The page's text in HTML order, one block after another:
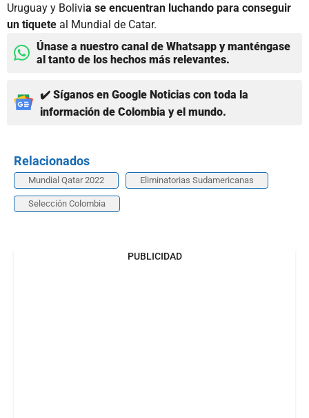
Uruguay y Bolivia se encuentran luchando para conseguir
un tiquete al Mundial de Catar.
Únase a nuestro canal de Whatsapp y manténgase
al tanto de los hechos más relevantes.
✔️ Síganos en Google Noticias con toda la
información de Colombia y el mundo.
Relacionados
Mundial Qatar 2022 Eliminatorias Sudamericanas
Selección Colombia
PUBLICIDAD